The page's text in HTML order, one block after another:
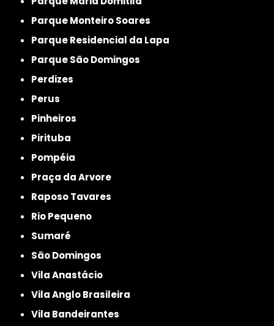
Parque Monteiro Soares
Parque Residencial da Lapa
Parque São Domingos
Perdizes
Perus
Pinheiros
Pirituba
Pompéia
Praça da Arvore
Raposo Tavares
Rio Pequeno
Sumaré
São Domingos
Vila Anastácio
Vila Anglo Brasileira
Vila Bandeirantes